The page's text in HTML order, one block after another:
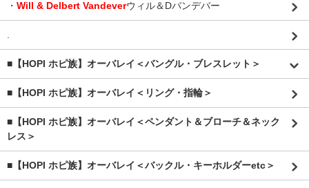
・ Will & Delbert Vandeverウィル＆Dバンデバー
.
■【HOPI ホピ族】オーバレイ＜バングル・ブレスレット＞
■【HOPI ホピ族】オーバレイ＜リング・指輪＞
■【HOPI ホピ族】オーバレイ＜ペンダント＆ブローチ＆ネック
レス＞
■【HOPI ホピ族】オーバレイ＜バックル・キーホルダーetc＞